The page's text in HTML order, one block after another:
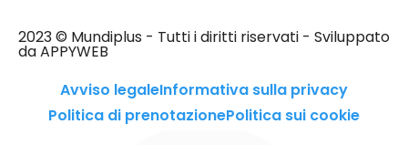
2023 © Mundiplus - Tutti i diritti riservati - Sviluppato
da APPYWEB
Avviso legaleInformativa sulla privacy
Politica di prenotazionePolitica sui cookie